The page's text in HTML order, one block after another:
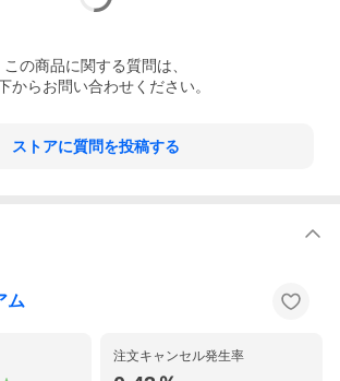
この商品に関する質問は、
からお問い合わせください。
ストアに質問を投稿する
ム
注文キャンセル発生率